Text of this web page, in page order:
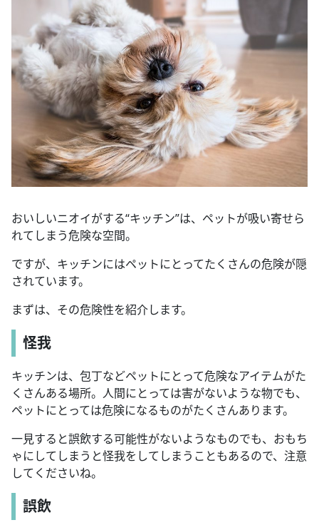
おいしいニオイがする“キッチン”は、ペットが吸い寄せら
れてしまう危険な空間。
ですが、キッチンにはペットにとってたくさんの危険が隠
されています。
まずは、その危険性を紹介します。
怪我
キッチンは、包丁などペットにとって危険なアイテムがた
くさんある場所。人間にとっては害がないような物でも、
ペットにとっては危険になるものがたくさんあります。
一見すると誤飲する可能性がないようなものでも、おもち
ゃにしてしまうと怪我をしてしまうこともあるので、注意
してくださいね。
誤飲